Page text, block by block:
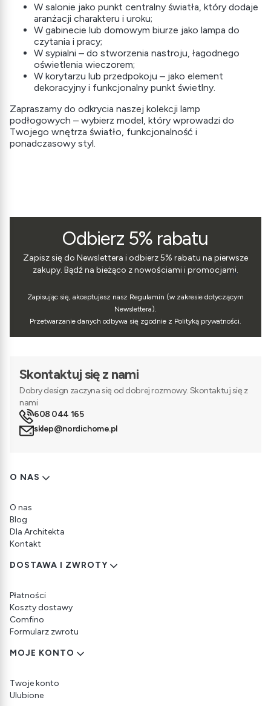
W salonie jako punkt centralny światła, który dodaje
aranżacji charakteru i uroku;
W gabinecie lub domowym biurze jako lampa do
czytania i pracy;
W sypialni – do stworzenia nastroju, łagodnego
oświetlenia wieczorem;
W korytarzu lub przedpokoju – jako element
dekoracyjny i funkcjonalny punkt świetlny.
Zapraszamy do odkrycia naszej kolekcji lamp
podłogowych – wybierz model, który wprowadzi do
Twojego wnętrza światło, funkcjonalność i
ponadczasowy styl.
Odbierz 5% rabatu
Zapisz się do Newslettera i odbierz 5% rabatu na pierwsze
zakupy. Bądź na bieżąco z nowościami i promocjami.
Zapisując się, akceptujesz nasz Regulamin (w zakresie dotyczącym
Newslettera).
Przetwarzanie danych odbywa się zgodnie z Polityką prywatności.
Skontaktuj się z nami
Dobry design zaczyna się od dobrej rozmowy. Skontaktuj się z
nami
608 044 165
sklep@nordichome.pl
Linki w stopce
O NAS
O nas
Blog
Dla Architekta
Kontakt
DOSTAWA I ZWROTY
Płatności
Koszty dostawy
Comfino
Formularz zwrotu
MOJE KONTO
Twoje konto
Ulubione